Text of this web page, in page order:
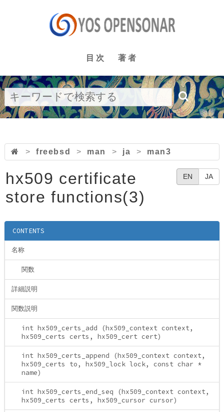
目次 著者
> freebsd > man > ja > man3
EN JA
hx509 certificate
store functions(3)
CONTENTS
名称
関数
詳細説明
関数説明
int hx509_certs_add (hx509_context context,
hx509_certs certs, hx509_cert cert)
int hx509_certs_append (hx509_context context,
hx509_certs to, hx509_lock lock, const char *
name)
int hx509_certs_end_seq (hx509_context context,
hx509_certs certs, hx509_cursor cursor)